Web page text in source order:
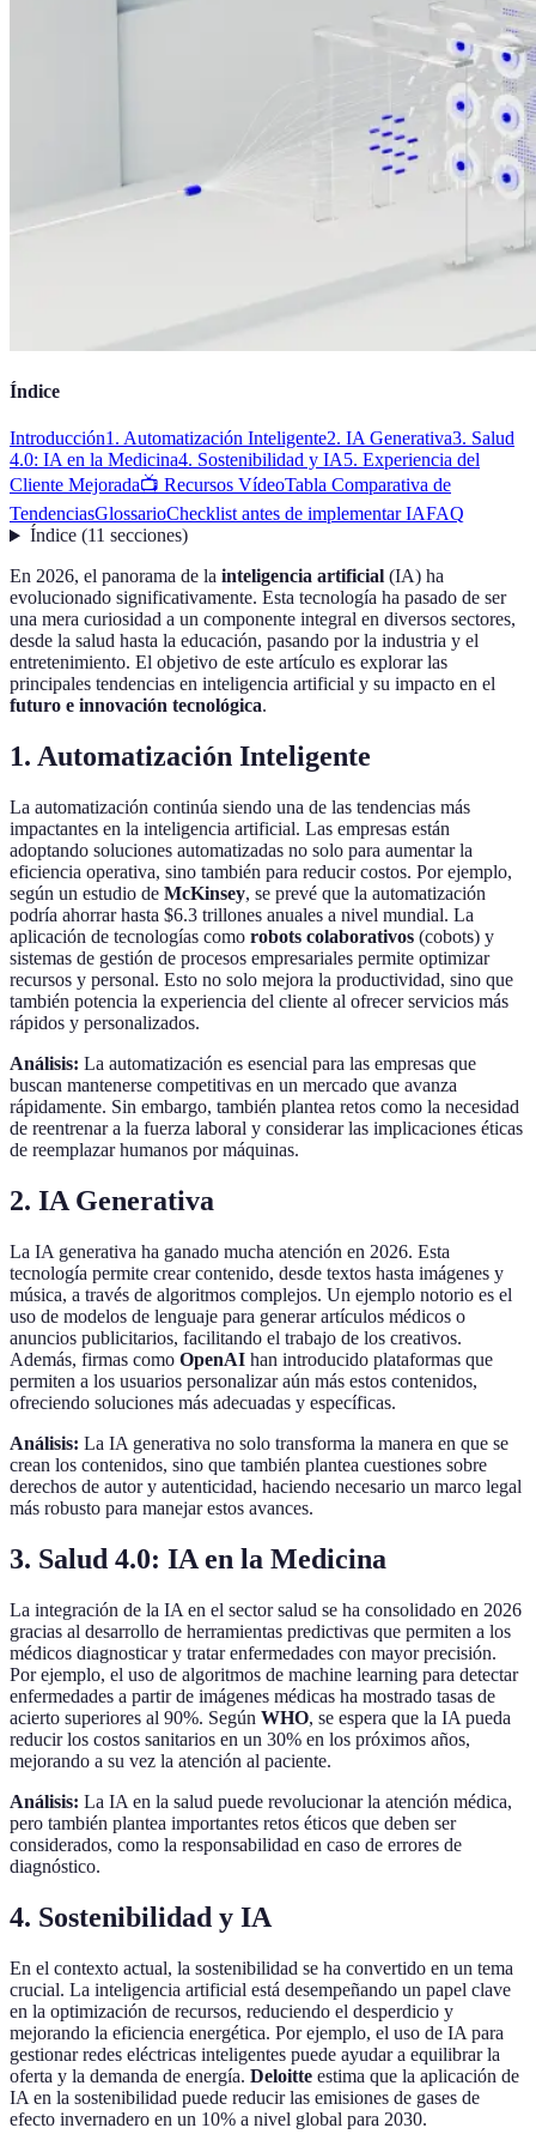
Índice
Introducción1. Automatización Inteligente2. IA Generativa3. Salud
4.0: IA en la Medicina4. Sostenibilidad y IA5. Experiencia del
Cliente Mejorada📺 Recursos VídeoTabla Comparativa de
TendenciasGlossarioChecklist antes de implementar IAFAQ
Índice(11 secciones)
En 2026, el panorama de la inteligencia artificial (IA) ha
evolucionado significativamente. Esta tecnología ha pasado de ser
una mera curiosidad a un componente integral en diversos sectores,
desde la salud hasta la educación, pasando por la industria y el
entretenimiento. El objetivo de este artículo es explorar las
principales tendencias en inteligencia artificial y su impacto en el
futuro e innovación tecnológica.
1. Automatización Inteligente
La automatización continúa siendo una de las tendencias más
impactantes en la inteligencia artificial. Las empresas están
adoptando soluciones automatizadas no solo para aumentar la
eficiencia operativa, sino también para reducir costos. Por ejemplo,
según un estudio de McKinsey, se prevé que la automatización
podría ahorrar hasta $6.3 trillones anuales a nivel mundial. La
aplicación de tecnologías como robots colaborativos (cobots) y
sistemas de gestión de procesos empresariales permite optimizar
recursos y personal. Esto no solo mejora la productividad, sino que
también potencia la experiencia del cliente al ofrecer servicios más
rápidos y personalizados.
Análisis: La automatización es esencial para las empresas que
buscan mantenerse competitivas en un mercado que avanza
rápidamente. Sin embargo, también plantea retos como la necesidad
de reentrenar a la fuerza laboral y considerar las implicaciones éticas
de reemplazar humanos por máquinas.
2. IA Generativa
La IA generativa ha ganado mucha atención en 2026. Esta
tecnología permite crear contenido, desde textos hasta imágenes y
música, a través de algoritmos complejos. Un ejemplo notorio es el
uso de modelos de lenguaje para generar artículos médicos o
anuncios publicitarios, facilitando el trabajo de los creativos.
Además, firmas como OpenAI han introducido plataformas que
permiten a los usuarios personalizar aún más estos contenidos,
ofreciendo soluciones más adecuadas y específicas.
Análisis: La IA generativa no solo transforma la manera en que se
crean los contenidos, sino que también plantea cuestiones sobre
derechos de autor y autenticidad, haciendo necesario un marco legal
más robusto para manejar estos avances.
3. Salud 4.0: IA en la Medicina
La integración de la IA en el sector salud se ha consolidado en 2026
gracias al desarrollo de herramientas predictivas que permiten a los
médicos diagnosticar y tratar enfermedades con mayor precisión.
Por ejemplo, el uso de algoritmos de machine learning para detectar
enfermedades a partir de imágenes médicas ha mostrado tasas de
acierto superiores al 90%. Según WHO, se espera que la IA pueda
reducir los costos sanitarios en un 30% en los próximos años,
mejorando a su vez la atención al paciente.
Análisis: La IA en la salud puede revolucionar la atención médica,
pero también plantea importantes retos éticos que deben ser
considerados, como la responsabilidad en caso de errores de
diagnóstico.
4. Sostenibilidad y IA
En el contexto actual, la sostenibilidad se ha convertido en un tema
crucial. La inteligencia artificial está desempeñando un papel clave
en la optimización de recursos, reduciendo el desperdicio y
mejorando la eficiencia energética. Por ejemplo, el uso de IA para
gestionar redes eléctricas inteligentes puede ayudar a equilibrar la
oferta y la demanda de energía. Deloitte estima que la aplicación de
IA en la sostenibilidad puede reducir las emisiones de gases de
efecto invernadero en un 10% a nivel global para 2030.